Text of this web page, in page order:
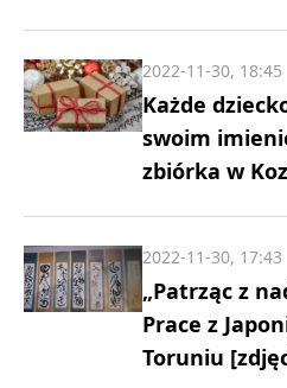
Każde
swoim
zbiórka w
2022-11-30, 18:45
„Patrząc z
Prace z
Toruniu
2022-11-30, 17:43